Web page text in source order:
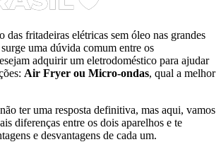
das fritadeiras elétricas sem óleo nas grandes
uma dúvida comum entre os
adquirir um eletrodoméstico para ajudar
Air Fryer ou Micro-ondas, qual a melhor
ter uma resposta definitiva, mas aqui, vamos
diferenças entre os dois aparelhos e te
e desvantagens de cada um.